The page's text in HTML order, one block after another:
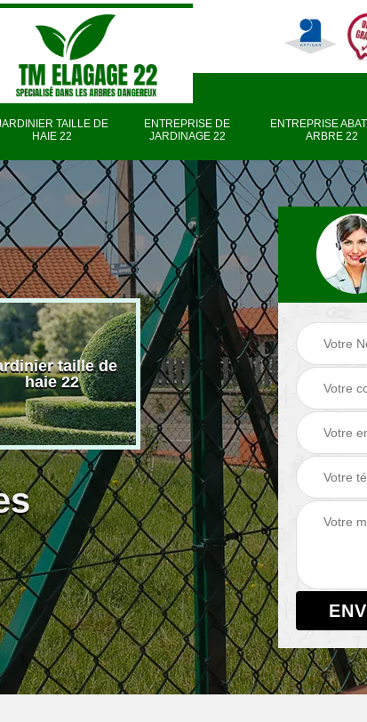
TAILLE DE
HAIE 22
ENTREPRISE DE
JARDINAGE 22
ENTREPRISE
ARBRE 22
taille de
haie 22
Entreprise de
jardinage 22